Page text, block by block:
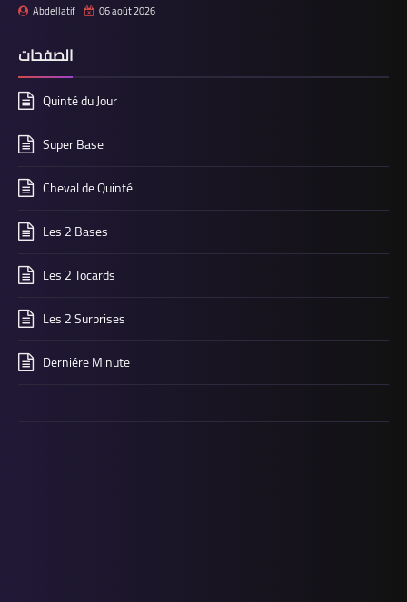
Abdellatif 06 août 2026
الصفحات
Quinté du Jour
Super Base
Cheval de Quinté
Les 2 Bases
Les 2 Tocards
Les 2 Surprises
Derniére Minute